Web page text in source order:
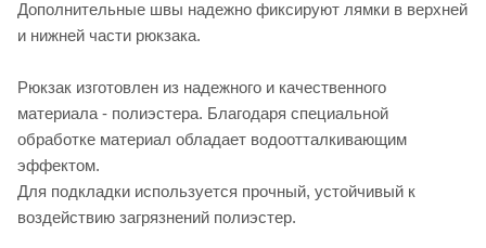
Дополнительные швы надежно фиксируют лямки в верхней
и нижней части рюкзака.
Рюкзак изготовлен из надежного и качественного
материала - полиэстера. Благодаря специальной
обработке материал обладает водоотталкивающим
эффектом.
Для подкладки используется прочный, устойчивый к
воздействию загрязнений полиэстер.